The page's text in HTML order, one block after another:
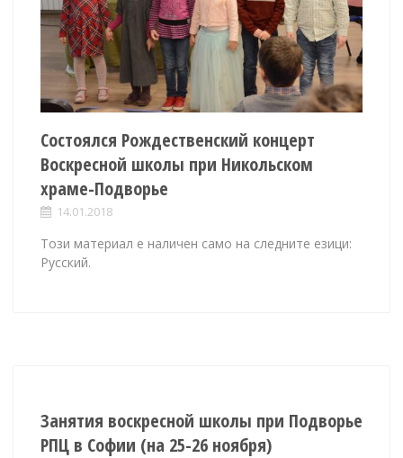
Состоялся Рождественский концерт
Воскресной школы при Никольском
храме-Подворье
14.01.2018
Този материал е наличен само на следните езици:
Русский.
Занятия воскресной школы при Подворье
РПЦ в Софии (на 25-26 ноября)